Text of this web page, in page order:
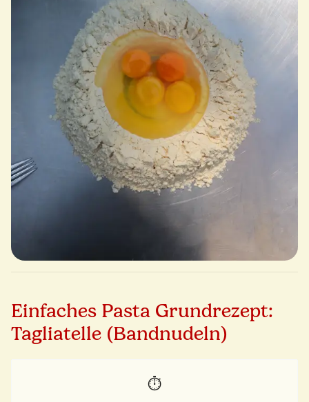
Einfaches Pasta Grundrezept:
Tagliatelle (Bandnudeln)
⏱️